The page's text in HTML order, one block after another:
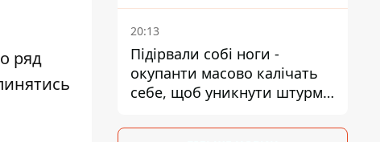
ряд
20:13
Підірвали собі ноги -
окупанти масово калічать
себе, щоб уникнути штурмів